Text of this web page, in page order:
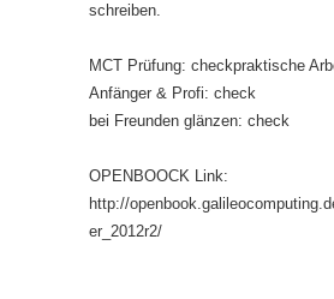
schreiben.
MCT Prüfung: checkpraktische
Anfänger & Profi: check
bei Freunden glänzen: check
OPENBOOCK Link:
http://
er_2012r2/